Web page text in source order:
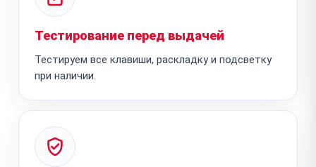
Тестирование перед выдачей
Тестируем все клавиши, раскладку и подсветку
при наличии.